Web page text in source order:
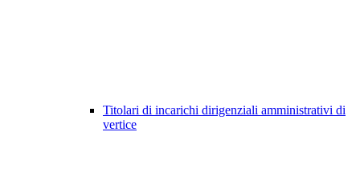
Titolari di incarichi dirigenziali amministrativi di
vertice